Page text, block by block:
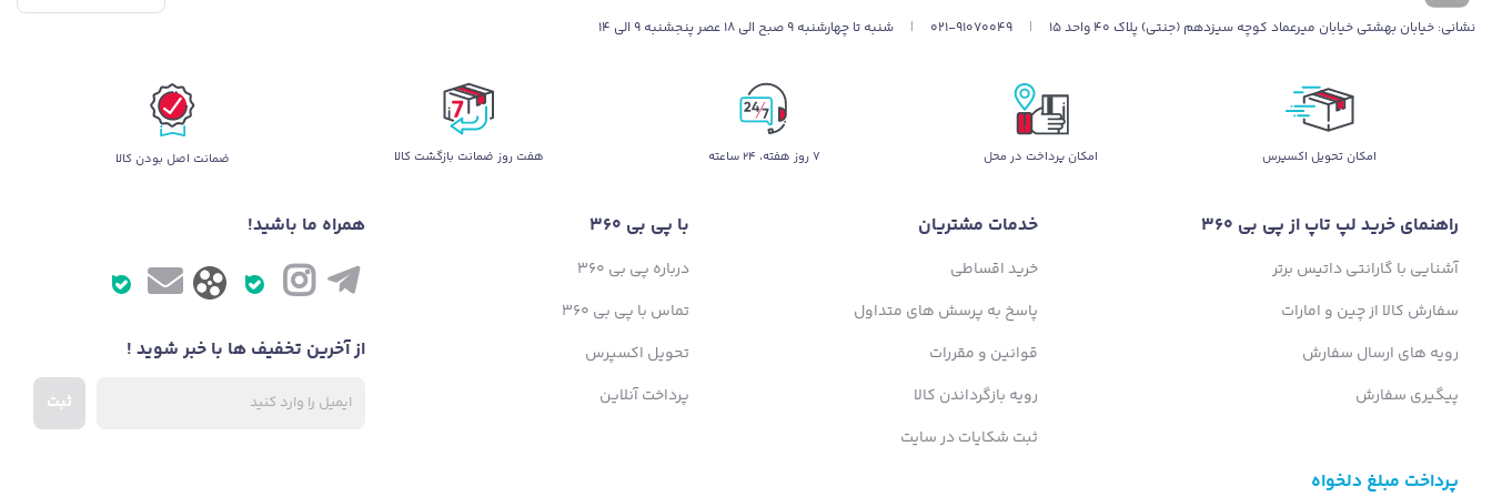
نشانی: خیابان بهشتی خیابان میرعماد کوچه سیزدهم (جنتی) پلاک ۴۰ واحد ۱۵ |
021-91070049
| شنبه تا چهارشنبه 9 صبح الی 18 عصر پنجشنبه 9 الی 14
اﻣﮑﺎن ﺗﺤﻮﯾﻞ اﮐﺴﭙﺮس امکان پرداخت در محل ۷ روز ﻫﻔﺘﻪ، ۲۴ ﺳﺎﻋﺘﻪ هفت روز ضمانت بازگشت کالا ضمانت اصل بودن کالا
راهنمای خرید لپ تاپ از پی بی 360
آشنایی با گارانتی داتیس برتر
سفارش کالا از چین و امارات
رویه های ارسال سفارش
پیگیری سفارش
خدمات مشتریان
خرید اقساطی
پاسخ به پرسش های متداول
قوانین و مقررات
رویه بازگرداندن کالا
ثبت شکایات در سایت
با پی بی 360
درباره پی بی 360
تماس با پی بی 360
تحویل اکسپرس
پرداخت آنلاین
پرداخت مبلغ دلخواه
همراه ما باشید!
از آخرین تخفیف ها با خبر شوید !
ثبت